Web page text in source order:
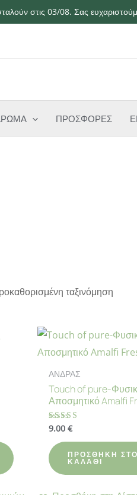
στις 03/08. Σας
ΠΡΟΣΦΟΡΕΣ
ΑΝΔΡΑΣ
Touch of pure-
Αποσμητικό Amalfi
Βαθμολογήθηκε
4.90
από 5
9.00 €
ΠΡΟΣΘΉΚΗ ΣΤΟ
ΚΑΛΆΘΙ